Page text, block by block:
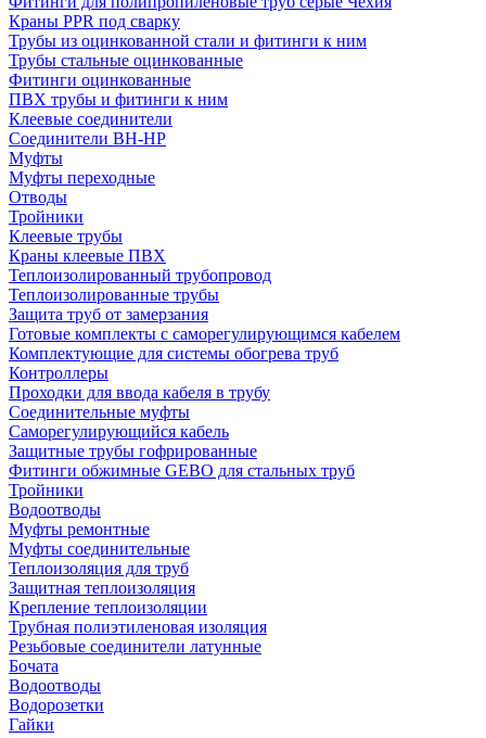
Краны PPR под сварку
Трубы из оцинкованной стали и фитинги к ним
Трубы стальные оцинкованные
Фитинги оцинкованные
ПВХ трубы и фитинги к ним
Клеевые соединители
Соединители ВН-НР
Муфты
Муфты переходные
Отводы
Тройники
Клеевые трубы
Краны клеевые ПВХ
Теплоизолированный трубопровод
Теплоизолированные трубы
Защита труб от замерзания
Готовые комплекты с саморегулирующимся кабелем
Комплектующие для системы обогрева труб
Контроллеры
Проходки для ввода кабеля в трубу
Соединительные муфты
Саморегулирующийся кабель
Защитные трубы гофрированные
Фитинги обжимные GEBO для стальных труб
Тройники
Водоотводы
Муфты ремонтные
Муфты соединительные
Теплоизоляция для труб
Защитная теплоизоляция
Крепление теплоизоляции
Трубная полиэтиленовая изоляция
Резьбовые соединители латунные
Бочата
Водоотводы
Водорозетки
Гайки